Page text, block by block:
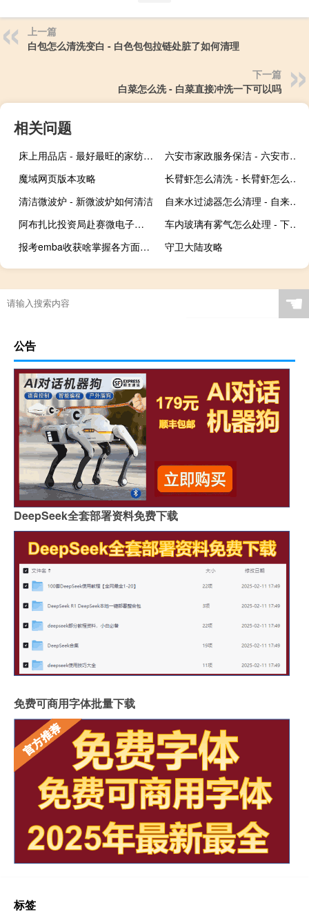
上一篇
白包怎么清洗变白 - 白色包包拉链处脏了如何清理
下一篇
白菜怎么洗 - 白菜直接冲洗一下可以吗
相关问题
床上用品店 - 最好最旺的家纺店名
六安市家政服务保洁 - 六安市保洁公司电话
魔域网页版本攻略
长臂虾怎么清洗 - 长臂虾怎么处理干净视频
清洁微波炉 - 新微波炉如何清洁
自来水过滤器怎么清理 - 自来水前置过滤器怎么清理
阿布扎比投资局赴赛微电子参观调研
车内玻璃有雾气怎么处理 - 下雨天车内玻璃有雾气怎么处理
报考emba收获啥掌握各方面高级管理知识
守卫大陆攻略
☚
公告
DeepSeek全套部署资料免费下载
免费可商用字体批量下载
标签